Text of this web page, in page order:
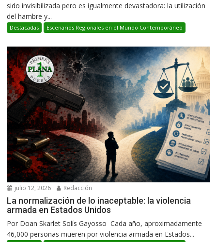
sido invisibilizada pero es igualmente devastadora: la utilización
del hambre y...
Destacadas Escenarios Regionales en el Mundo Contemporáneo
julio 12, 2026 Redacción
La normalización de lo inaceptable: la violencia
armada en Estados Unidos
Por Doan Skarlet Solís Gayosso Cada año, aproximadamente
46,000 personas mueren por violencia armada en Estados...